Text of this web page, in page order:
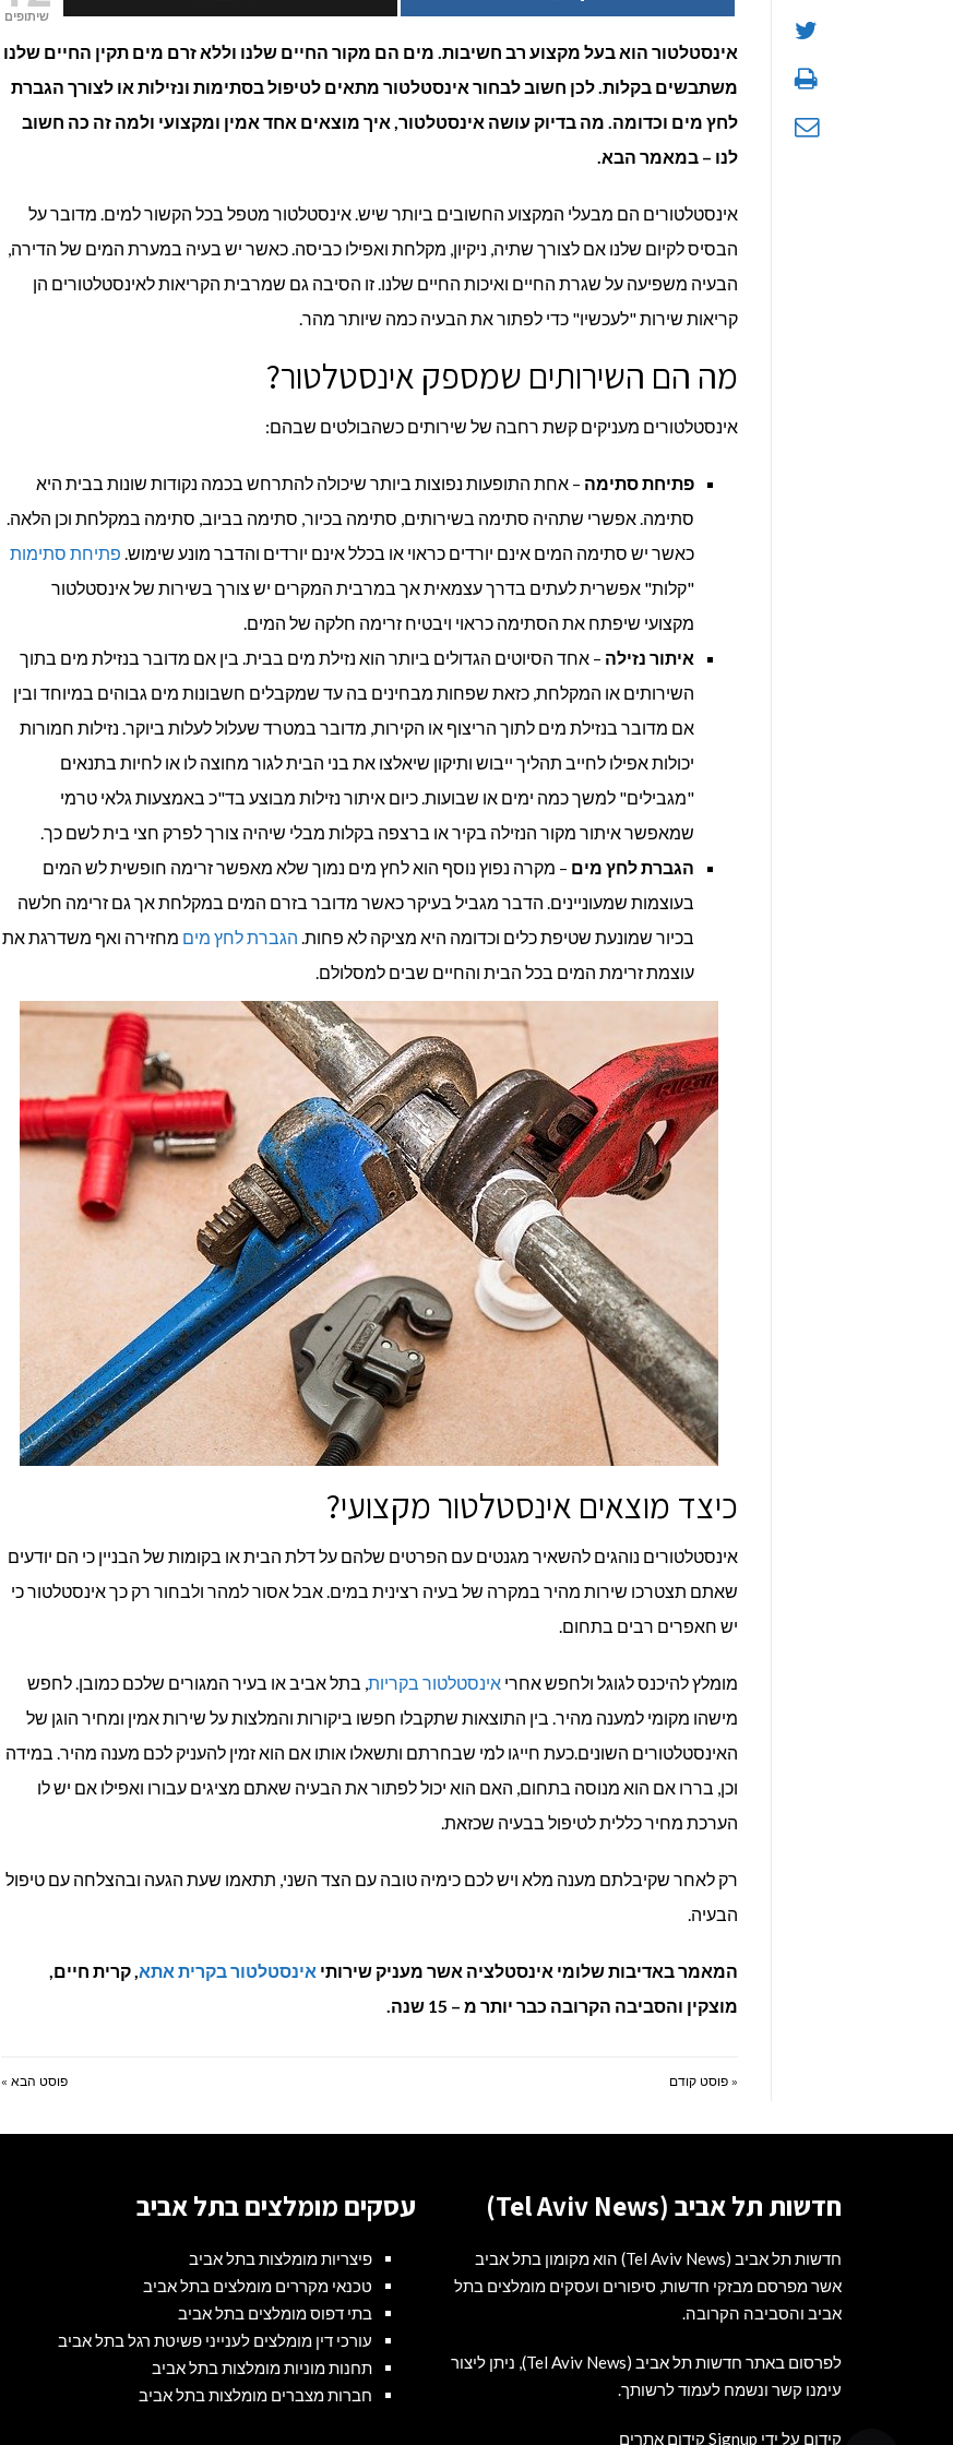
מקצועי?
שיתופים
אינסטלטור הוא בעל מקצוע רב חשיבות. מים הם מקור החיים שלנו וללא זרם מים תקין החיים שלנו
משתבשים בקלות. לכן חשוב לבחור אינסטלטור מתאים לטיפול בסתימות ונזילות או לצורך הגברת
לחץ מים וכדומה. מה בדיוק עושה אינסטלטור, איך מוצאים אחד אמין ומקצועי ולמה זה כה חשוב
לנו – במאמר הבא.
אינסטלטורים הם מבעלי המקצוע החשובים ביותר שיש. אינסטלטור מטפל בכל הקשור למים. מדובר על
הבסיס לקיום שלנו אם לצורך שתיה, ניקיון, מקלחת ואפילו כביסה. כאשר יש בעיה במערת המים של הדירה,
הבעיה משפיעה על שגרת החיים ואיכות החיים שלנו. זו הסיבה גם שמרבית הקריאות לאינסטלטורים הן
קריאות שירות "לעכשיו" כדי לפתור את הבעיה כמה שיותר מהר.
מה הם השירותים שמספק אינסטלטור?
אינסטלטורים מעניקים קשת רחבה של שירותים כשהבולטים שבהם:
פתיחת סתימה – אחת התופעות נפוצות ביותר שיכולה להתרחש בכמה נקודות שונות בבית היא
סתימה. אפשרי שתהיה סתימה בשירותים, סתימה בכיור, סתימה בביוב, סתימה במקלחת וכן הלאה.
כאשר יש סתימה המים אינם יורדים כראוי או בכלל אינם יורדים והדבר מונע שימוש. פתיחת סתימות
"קלות" אפשרית לעתים בדרך עצמאית אך במרבית המקרים יש צורך בשירות של אינסטלטור
מקצועי שיפתח את הסתימה כראוי ויבטיח זרימה חלקה של המים.
איתור נזילה – אחד הסיוטים הגדולים ביותר הוא נזילת מים בבית. בין אם מדובר בנזילת מים בתוך
השירותים או המקלחת, כזאת שפחות מבחינים בה עד שמקבלים חשבונות מים גבוהים במיוחד ובין
אם מדובר בנזילת מים לתוך הריצוף או הקירות, מדובר במטרד שעלול לעלות ביוקר. נזילות חמורות
יכולות אפילו לחייב תהליך ייבוש ותיקון שיאלצו את בני הבית לגור מחוצה לו או לחיות בתנאים
"מגבילים" למשך כמה ימים או שבועות. כיום איתור נזילות מבוצע בד"כ באמצעות גלאי טרמי
שמאפשר איתור מקור הנזילה בקיר או ברצפה בקלות מבלי שיהיה צורך לפרק חצי בית לשם כך.
הגברת לחץ מים – מקרה נפוץ נוסף הוא לחץ מים נמוך שלא מאפשר זרימה חופשית לש המים
בעוצמות שמעוניינים. הדבר מגביל בעיקר כאשר מדובר בזרם המים במקלחת אך גם זרימה חלשה
בכיור שמונעת שטיפת כלים וכדומה היא מציקה לא פחות. הגברת לחץ מים מחזירה ואף משדרגת את
עוצמת זרימת המים בכל הבית והחיים שבים למסלולם.
כיצד מוצאים אינסטלטור מקצועי?
אינסטלטורים נוהגים להשאיר מגנטים עם הפרטים שלהם על דלת הבית או בקומות של הבניין כי הם יודעים
שאתם תצטרכו שירות מהיר במקרה של בעיה רצינית במים. אבל אסור למהר ולבחור רק כך אינסטלטור כי
יש חאפרים רבים בתחום.
מומלץ להיכנס לגוגל ולחפש אחריאינסטלטור בקריות, בתל אביב או בעיר המגורים שלכם כמובן. לחפש
מישהו מקומי למענה מהיר. בין התוצאות שתקבלו חפשו ביקורות והמלצות על שירות אמין ומחיר הוגן של
האינסטלטורים השונים.כעת חייגו למי שבחרתם ותשאלו אותו אם הוא זמין להעניק לכם מענה מהיר. במידה
וכן, בררו אם הוא מנוסה בתחום, האם הוא יכול לפתור את הבעיה שאתם מציגים עבורו ואפילו אם יש לו
הערכת מחיר כללית לטיפול בבעיה שכזאת.
רק לאחר שקיבלתם מענה מלא ויש לכם כימיה טובה עם הצד השני, תתאמו שעת הגעה ובהצלחה עם טיפול
הבעיה.
המאמר באדיבות שלומי אינסטלציה אשר מעניק שירותי אינסטלטור בקרית אתא, קרית חיים,
מוצקין והסביבה הקרובה כבר יותר מ – 15 שנה.
« פוסט קודם פוסט הבא »
חדשות תל אביב (Tel Aviv News)
חדשות תל אביב (Tel Aviv News) הוא מקומון בתל אביב
אשר מפרסם מבזקי חדשות, סיפורים ועסקים מומלצים בתל
אביב והסביבה הקרובה.
לפרסום באתר חדשות תל אביב (Tel Aviv News),
ניתן ליצור
עימנו קשר ונשמח לעמוד לרשותך.
קידום על ידי Signup קידום אתרים
עסקים מומלצים בתל אביב
פיצריות מומלצות בתל אביב
טכנאי מקררים מומלצים בתל אביב
בתי דפוס מומלצים בתל אביב
עורכי דין מומלצים לענייני פשיטת רגל בתל אביב
תחנות מוניות מומלצות בתל אביב
חברות מצברים מומלצות בתל אביב